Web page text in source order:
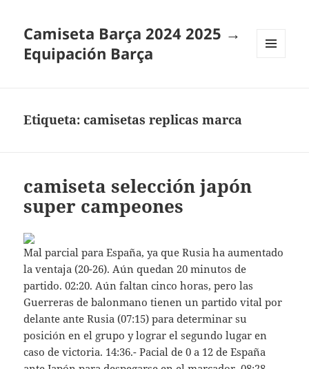
Camiseta Barça 2024 2025 →
Equipación Barça
Etiqueta:camisetas replicas marca
camiseta selección japón
super campeones
Mal parcial para España, ya que Rusia ha aumentado
la ventaja (20-26). Aún quedan 20 minutos de
partido. 02:20. Aún faltan cinco horas, pero las
Guerreras de balonmano tienen un partido vital por
delante ante Rusia (07:15) para determinar su
posición en el grupo y lograr el segundo lugar en
caso de victoria. 14:36.- Pacial de 0 a 12 de España